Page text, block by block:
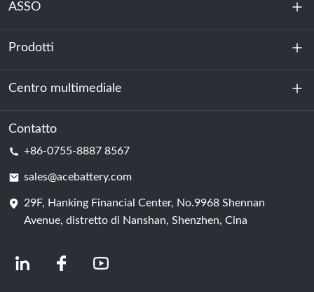
ASSO
Chi siamo
Sostenibilità
Prodotti
Accumulo di energia
Centro dati e sala server
Cella della batteria
Centro multimediale
Notizia
Contatto
+86-0755-8887 8567
sales@acebattery.com
29F, Hanking Financial Center, No.9968 Shennan
Avenue, distretto di Nanshan, Shenzhen, Cina